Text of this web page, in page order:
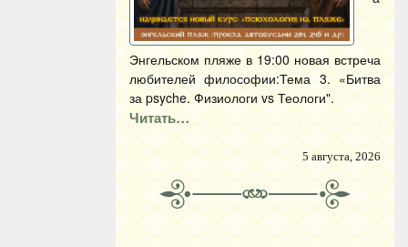
Энгельском пляже в 19:00 новая встреча
любителей философии:Тема 3. «Битва
за psyche. Физиологи vs Теологи".
Читать…
5 августа, 2026